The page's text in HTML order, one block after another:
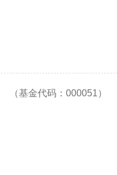
（基金代码：000051）